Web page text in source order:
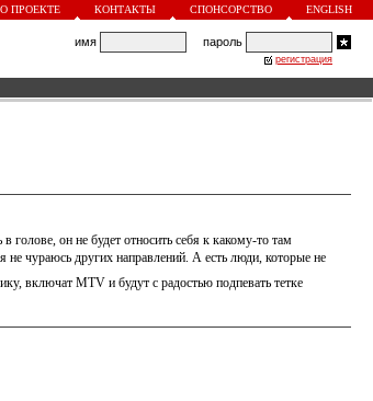
О ПРОЕКТЕ КОНТАКТЫ СПОНСОРСТВО ENGLISH
имя пароль
регистрация
голове, он не будет относить себя к какому-то там
не чураюсь других направлений. А есть люди, которые не
включат МTV и будут с радостью подпевать тетке